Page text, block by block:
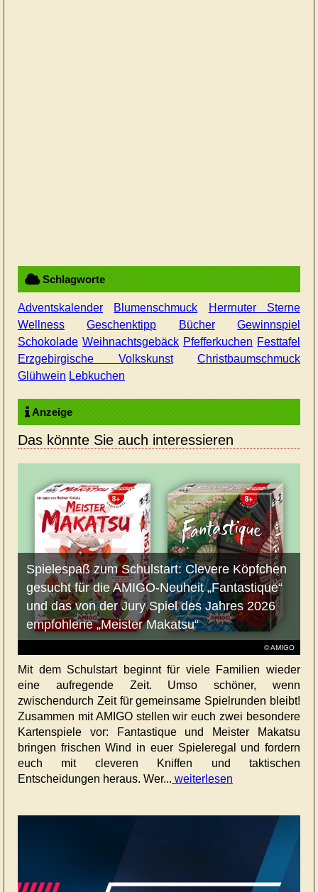
Schlagworte
Adventskalender Blumenschmuck
Herrnuter Sterne
Wellness
Geschenktipp Bücher
Gewinnspiel
Schokolade Weihnachtsgebäck Pfefferkuchen Festtafel
Erzgebirgische Volkskunst
Christbaumschmuck
Glühwein Lebkuchen
Anzeige
Das könnte Sie auch interessieren
© AMIGO
Spielespaß zum Schulstart: Clevere Köpfchen
gesucht für die AMIGO-Neuheit „Fantastique“
und das von der Jury Spiel des Jahres 2026
empfohlene „Meister Makatsu“
Mit dem Schulstart beginnt für viele Familien wieder
eine aufregende Zeit. Umso schöner, wenn
zwischendurch Zeit für gemeinsame Spielrunden bleibt!
Zusammen mit AMIGO stellen wir euch zwei besondere
Kartenspiele vor: Fantastique und Meister Makatsu
bringen frischen Wind in euer Spieleregal und fordern
euch mit cleveren Kniffen und taktischen
Entscheidungen heraus. Wer... weiterlesen